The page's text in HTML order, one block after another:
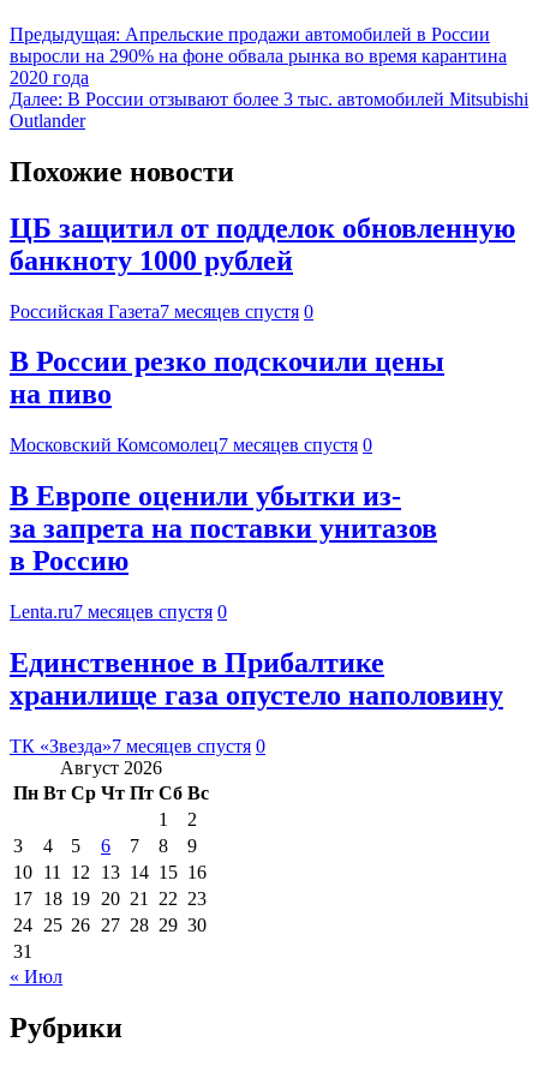
Предыдущая: Апрельские продажи автомобилей в России
выросли на 290% на фоне обвала рынка во время карантина
2020 года
Далее: В России отзывают более 3 тыс. автомобилей Mitsubishi
Outlander
Похожие новости
ЦБ защитил от подделок обновленную
банкноту 1000 рублей
Российская Газета7 месяцев спустя 0
В России резко подскочили цены
на пиво
Московский Комсомолец7 месяцев спустя 0
В Европе оценили убытки из-
за запрета на поставки унитазов
в Россию
Lenta.ru7 месяцев спустя 0
Единственное в Прибалтике
хранилище газа опустело наполовину
ТК «Звезда»7 месяцев спустя 0
Август 2026
Пн Вт Ср Чт Пт Сб Вс
1
2
3
4 5 6 7 8
9
10 11 12 13 14 15 16
17 18 19 20 21 22 23
24 25 26 27 28 29 30
31
« Июл
Рубрики